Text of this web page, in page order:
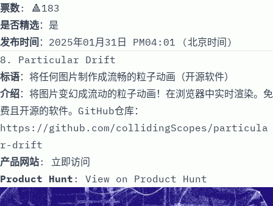
票数: 🔺183
是否精选：是
发布时间 ：2025年01月31日 PM04:01 (北京时间)
8. Particular Drift
标语：将任何图片制作成流畅的粒子动画（开源软件）
介绍：将图片变幻成流动的粒子动画！在浏览器中实时渲染。免
费且开源的软件。GitHub仓库：
https://github.com/collidingScopes/particula
r-drift
产品网站: 立即访问
Product Hunt : View on Product Hunt